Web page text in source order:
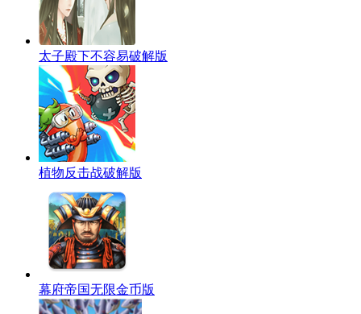
太子殿下不容易破解版
植物反击战破解版
幕府帝国无限金币版